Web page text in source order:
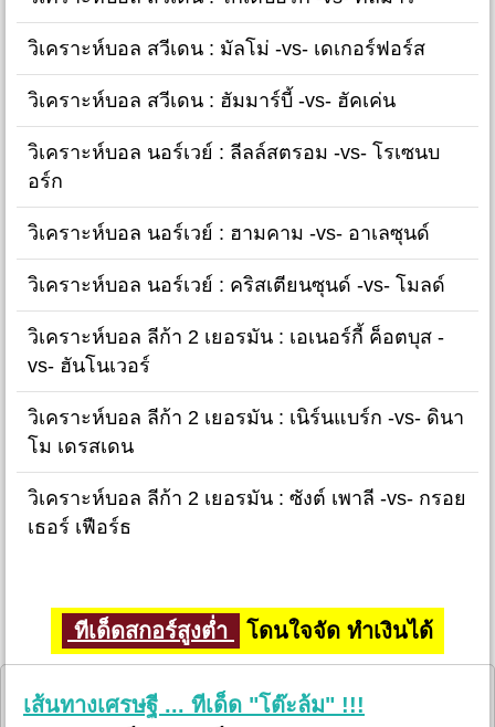
วิเคราะห์บอล สวีเดน : มัลโม่ -vs- เดเกอร์ฟอร์ส
วิเคราะห์บอล สวีเดน : ฮัมมาร์บี้ -vs- ฮัคเค่น
วิเคราะห์บอล นอร์เวย์ : ลีลล์สตรอม -vs- โรเซนบ
อร์ก
วิเคราะห์บอล นอร์เวย์ : ฮามคาม -vs- อาเลซุนด์
วิเคราะห์บอล นอร์เวย์ : คริสเตียนซุนด์ -vs- โมลด์
วิเคราะห์บอล ลีก้า 2 เยอรมัน : เอเนอร์กี้ ค็อตบุส -
vs- ฮันโนเวอร์
วิเคราะห์บอล ลีก้า 2 เยอรมัน : เนิร์นแบร์ก -vs- ดินา
โม เดรสเดน
วิเคราะห์บอล ลีก้า 2 เยอรมัน : ซังต์ เพาลี -vs- กรอย
เธอร์ เฟือร์ธ
ทีเด็ดสกอร์สูงต่ำ โดนใจจัด ทำเงินได้
เส้นทางเศรษฐี ... ทีเด็ด "โต๊ะล้ม" !!!